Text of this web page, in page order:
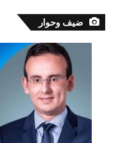
ضيف وحوار